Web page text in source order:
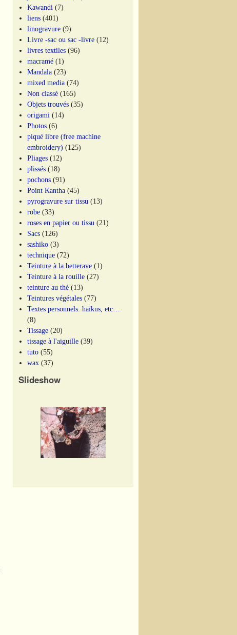
Kawandi (7)
liens (401)
linogravure (9)
Livre -sac ou sac -livre (12)
livres textiles (96)
macramé (1)
Mandala (23)
mixed media (74)
Non classé (165)
Objets trouvés (35)
origami (14)
Photos (6)
piqué libre (free machine
embroidery) (125)
Pliages (12)
plissés (18)
pochons (91)
Point Kantha (45)
pyrogravure sur tissu (13)
robe (33)
roses en papier ou tissu (21)
Sacs (126)
sashiko (3)
technique (72)
Teinture à la betterave (1)
Teinture à la rouille (27)
teinture au thé (13)
Teintures végétales (77)
Textes personnels: haïkus, etc…
(8)
Tissage (20)
tissage à l'aiguille (39)
tuto (55)
wax (37)
Slideshow